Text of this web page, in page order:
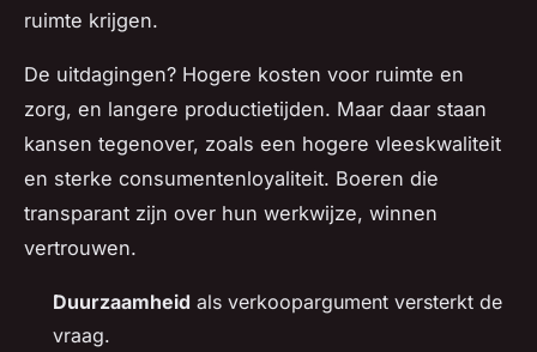
ruimte krijgen.
De uitdagingen? Hogere kosten voor ruimte en
zorg, en langere productietijden. Maar daar staan
kansen tegenover, zoals een hogere vleeskwaliteit
en sterke consumentenloyaliteit. Boeren die
transparant zijn over hun werkwijze, winnen
vertrouwen.
Duurzaamheid als verkoopargument versterkt de
vraag.